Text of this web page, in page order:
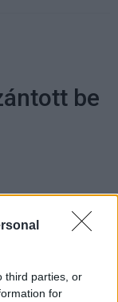
third parties, or
for
be